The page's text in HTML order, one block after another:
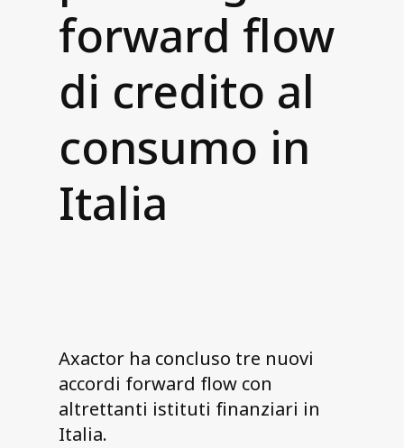
Tutela della privacy
Dati personali
Disclaimer per sito
Contattaci
forward flow
di credito al
consumo in
Italia
Axactor ha concluso tre nuovi
accordi forward flow con
altrettanti istituti finanziari in
Italia.